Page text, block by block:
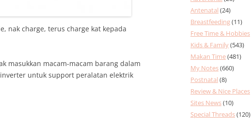
nak charge, terus charge kat kepada
masukkan macam-macam barang dalam
untuk support peralatan elektrik
Antenatal (24)
Breastfeeding(11)
Free Time & Hobbies
Kids & Family(543)
Makan Time(481)
My Notes(660)
Postnatal (8)
Review & Nice Places
Sites News(10)
Special Threads(120)